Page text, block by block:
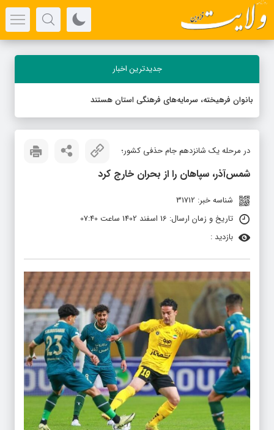
جدیدترین اخبار
بانوان فرهیخته، سرمایه‌های فرهنگی استان هستند
در مرحله یک شانزدهم جام حذفی کشور؛
شمس‌آذر، سپاهان را از بحران خارج کرد
شناسه خبر: 31712
تاریخ و زمان ارسال: 16 اسفند 1402 ساعت 07:40
بازدید :